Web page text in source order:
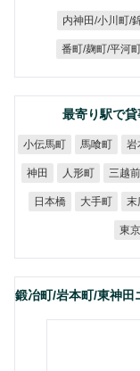
内神田/小川町/
番町/麹町/平河
最寄り駅で
小伝馬町 馬喰町 岩
神田 人形町 三越前
日本橋 大手町 末
東京
鍛冶町/岩本町/東神田